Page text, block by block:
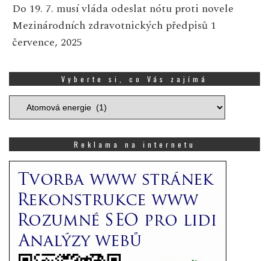
Do 19. 7. musí vláda odeslat nótu proti novele
Mezinárodních zdravotnických předpisů 1
července, 2025
Vyberte si, co Vás zajímá
Vyberte
si,
zajímá
Reklama na internetu